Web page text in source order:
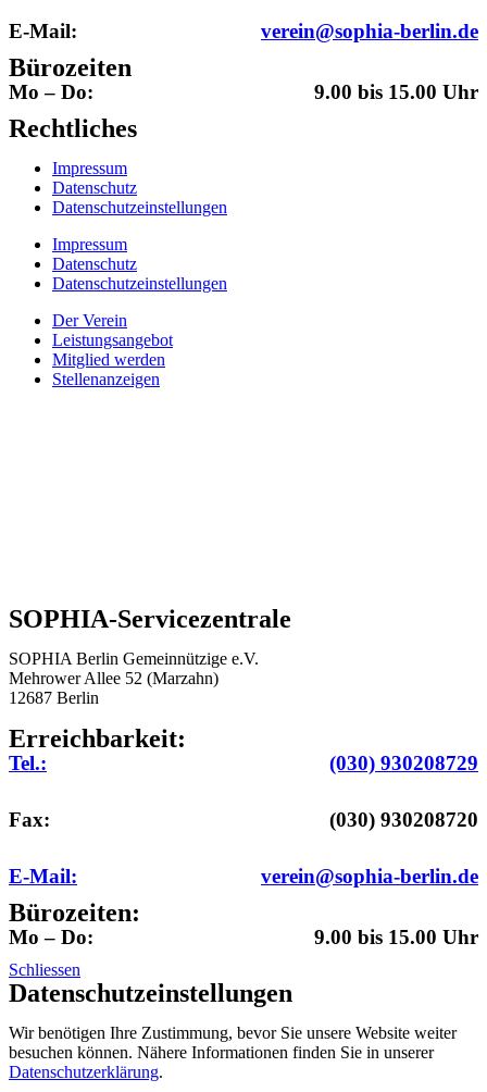
E-Mail: verein@sophia-berlin.de
Bürozeiten
Mo – Do: 9.00 bis 15.00 Uhr
Rechtliches
Impressum
Datenschutz
Datenschutzeinstellungen
Impressum
Datenschutz
Datenschutzeinstellungen
Der Verein
Leistungsangebot
Mitglied werden
Stellenanzeigen
SOPHIA-Servicezentrale
SOPHIA Berlin Gemeinnützige e.V.
Mehrower Allee 52 (Marzahn)
12687 Berlin
Erreichbarkeit:
Tel.: (030) 930208729
Fax: (030) 930208720
E-Mail: verein@sophia-berlin.de
Bürozeiten:
Mo – Do: 9.00 bis 15.00 Uhr
Schliessen
Datenschutz­einstellungen
Wir benötigen Ihre Zustimmung, bevor Sie unsere Website weiter
besuchen können. Nähere Informationen finden Sie in unserer
Datenschutzerklärung.